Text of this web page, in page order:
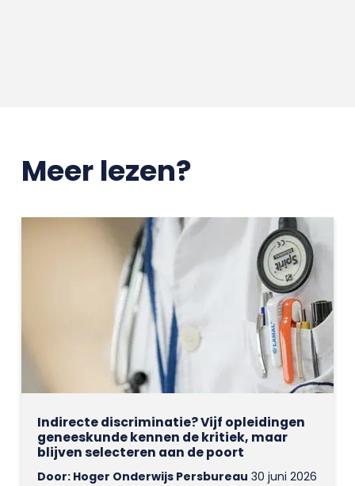
Meer lezen?
Indirecte discriminatie? Vijf opleidingen
geneeskunde kennen de kritiek, maar
blijven selecteren aan de poort
Door: Hoger Onderwijs Persbureau 30 juni 2026